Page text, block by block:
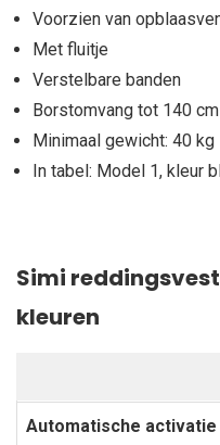
Voorzien van
Met fluitje
Verstelbare banden
Borstomvang tot 140 cm
Minimaal gewicht: 40 kg
In tabel: Model 1, kleur
Simi
kleuren
Automatische activatie